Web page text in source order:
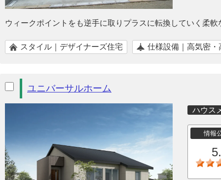
ウィークポイントをも逆手に取りプラスに転換していく柔
スタイル｜デザイナーズ住宅 仕様設備｜高気密・
ユニバーサルホーム
ハウス
情報